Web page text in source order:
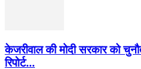
केजरीवाल की मोदी सरकार को
रिपोर्ट...